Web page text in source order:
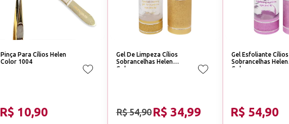
Pinça Para Cílios Helen
Color 1004
R$ 10,90
Gel De Limpeza Cílios
Sobrancelhas Helen
Color
R$ 54,90 R$ 34,99
Gel Esfoliante Cílios
Sobrancelhas Helen
Color
R$ 54,90